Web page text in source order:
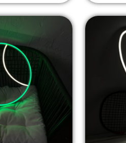
Ten
można